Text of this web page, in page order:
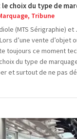
le choix du type de
, Tribune
(MTS Sérigraphie)
d’une vente d’objet
toujours ce moment
du type de
et surtout de ne pas